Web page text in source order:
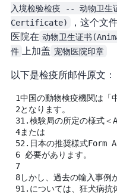
入境检验检疫 -- 动物卫
Certificate)
，这个文
医院在 动物卫生证书
件 上加盖 宠物医院印章
以下是检疫所邮件原文：
1中国の動物検疫機関は「
2となります。
31.検験局の所定の様式＜
4または
52.日本の推奨様式Form
6 必要があります。
7
8しかし、過去の輸入事例
91.については、狂犬病抗